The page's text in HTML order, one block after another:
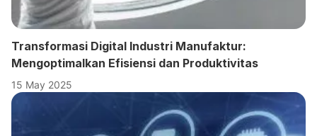
Transformasi Digital Industri Manufaktur:
Mengoptimalkan Efisiensi dan Produktivitas
15 May 2025